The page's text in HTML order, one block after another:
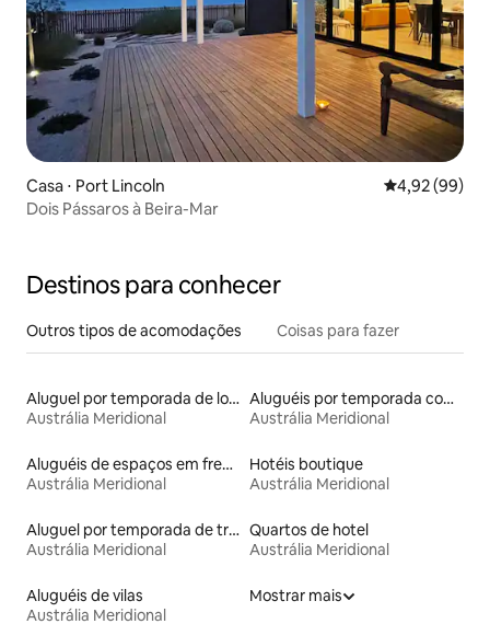
Casa ⋅ Port Lincoln 4,92 de uma
4,92 (99)
Dois Pássaros à Beira-Mar
Destinos para conhecer
Outros tipos de acomodações Coisas para fazer
Aluguel por temporada de lofts
Austrália Meridional
Aluguéis por temporada com suítes privativas
Austrália Meridional
Aluguéis de espaços em frente à praia
Austrália Meridional
Hotéis boutique
Austrália Meridional
Aluguel por temporada de trailers
Austrália Meridional
Quartos de hotel
Austrália Meridional
Aluguéis de vilas
Austrália Meridional
Mostrar mais